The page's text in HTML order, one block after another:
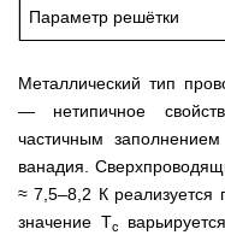
Параметр решётки
Металлический тип
— нетипичное
частичным
ванадия.
≈ 7,5–8,2 К реализуется
значение Tc